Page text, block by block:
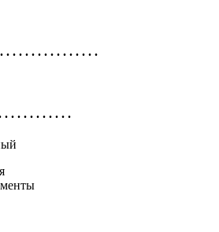
. . . . . . . . . . . . . . . .
. . . . . . . . . . .